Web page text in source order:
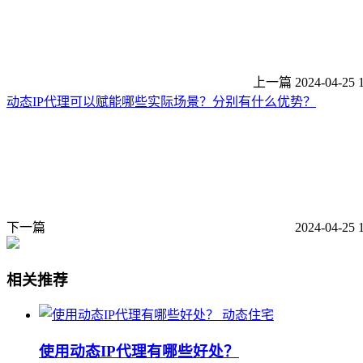
上一篇 2024-04-25
动态IP代理可以赋能哪些实际场景？分别有什么优势？
下一篇 2024-04-25
相关推荐
动态住宅
使用动态IP代理有哪些好处？